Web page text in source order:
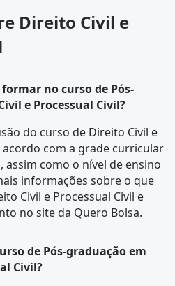
Direito Civil e
no curso de Pós-
e Processual Civil?
do curso de Direito Civil e
acordo com a grade curricular
como o nível de ensino
informações sobre o que
Civil e Processual Civil e
no site da Quero Bolsa.
de Pós-graduação em
Civil?